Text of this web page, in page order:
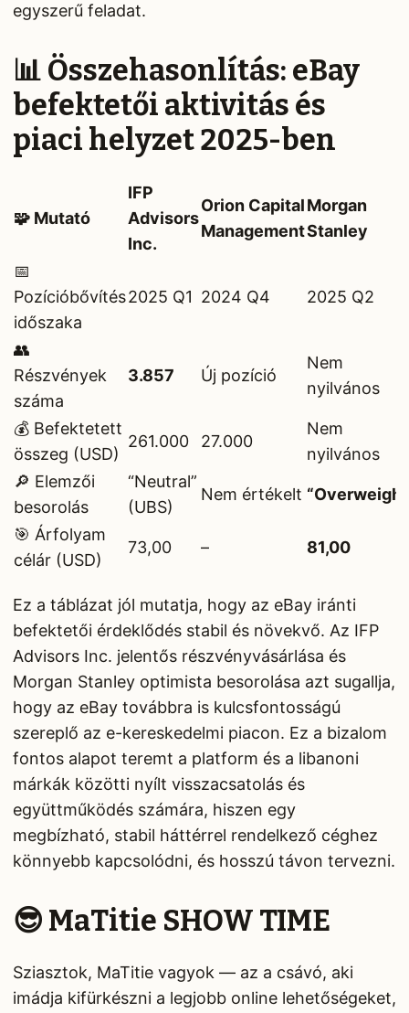
egyszerű feladat.
📊 Összehasonlítás: eBay
befektetői aktivitás és
piaci helyzet 2025-ben
🧩 Mutató
IFP
Advisors
Inc.
Orion Capital
Management
Morgan
Stanley
📅
Pozícióbővítés
időszaka
2025 Q1 2024 Q4 2025 Q2
👥
Részvények
száma
3.857 Új pozíció
Nem
nyilvános
💰 Befektetett
összeg (USD)
261.000 27.000
Nem
nyilvános
🔎 Elemzői
besorolás
“Neutral”
(UBS)
Nem értékelt
🎯 Árfolyam
célár (USD)
73,00 – 81,00
Ez a táblázat jól mutatja, hogy az eBay iránti
befektetői érdeklődés stabil és növekvő. Az IFP
Advisors Inc. jelentős részvényvásárlása és
Morgan Stanley optimista besorolása azt sugallja,
hogy az eBay továbbra is kulcsfontosságú
szereplő az e-kereskedelmi piacon. Ez a bizalom
fontos alapot teremt a platform és a libanoni
márkák közötti nyílt visszacsatolás és
együttműködés számára, hiszen egy
megbízható, stabil háttérrel rendelkező céghez
könnyebb kapcsolódni, és hosszú távon tervezni.
😎 MaTitie SHOW TIME
Sziasztok, MaTitie vagyok — az a csávó, aki
imádja kifürkészni a legjobb online lehetőségeket,